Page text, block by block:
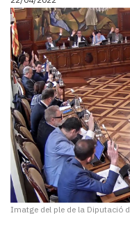
Imatge del ple de la Diputació